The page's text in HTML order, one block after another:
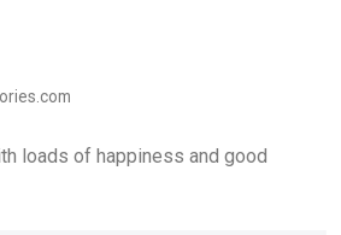
loads of happiness and good